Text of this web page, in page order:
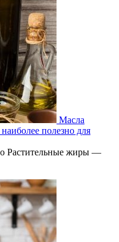
Масла
полезно для
Растительные жиры —